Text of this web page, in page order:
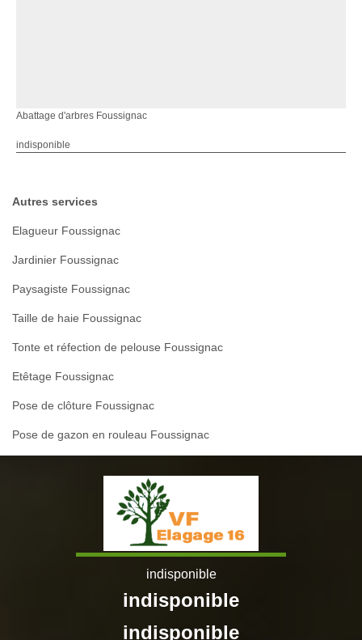
Abattage d'arbres Foussignac
indisponible
Autres services
Elagueur Foussignac
Jardinier Foussignac
Paysagiste Foussignac
Taille de haie Foussignac
Tonte et réfection de pelouse Foussignac
Etêtage Foussignac
Pose de clôture Foussignac
Pose de gazon en rouleau Foussignac
indisponible
indisponible
indisponible